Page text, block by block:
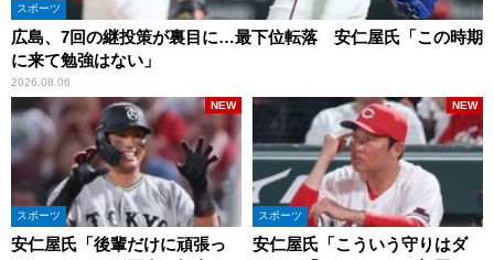
スポーツ
広島、7回の継投策が裏目に…最下位転落 安仁屋氏「この時期
に来て勉強はない」
2026.08.06
スポーツ
安仁屋氏「後輩だけに頑張っ
NEW
スポーツ
安仁屋氏「こういう守りはダ
NEW